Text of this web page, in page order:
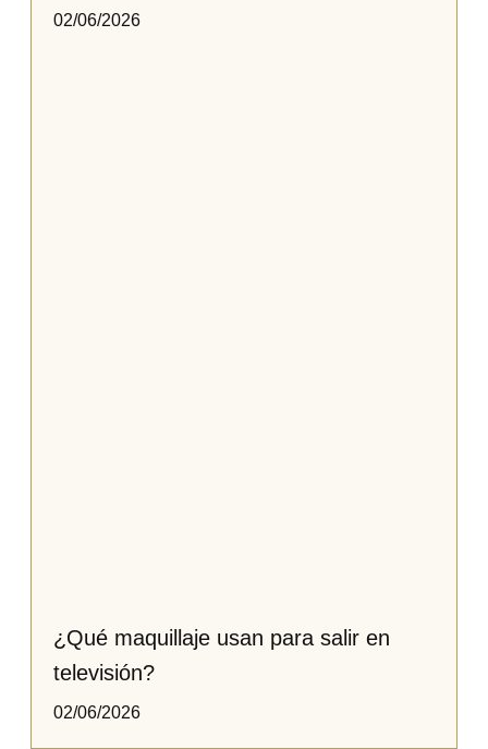
02/06/2026
¿Qué maquillaje usan para salir en
televisión?​​​
02/06/2026